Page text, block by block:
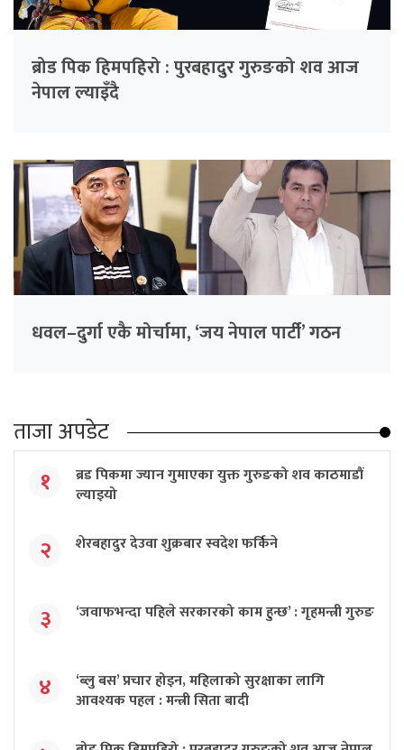
ब्रोड पिक हिमपहिरो : पुरबहादुर गुरुङको शव आज
नेपाल ल्याइँदै
धवल–दुर्गा एकै मोर्चामा, ‘जय नेपाल पार्टी’ गठन
ताजा अपडेट
१
ब्रड पिकमा ज्यान गुमाएका युक्त गुरुङको शव काठमाडौं
ल्याइयो
२ शेरबहादुर देउवा शुक्रबार स्वदेश फर्किने
३ ‘जवाफभन्दा पहिले सरकारको काम हुन्छ’ : गृहमन्त्री गुरुङ
४
‘ब्लु बस’ प्रचार होइन, महिलाको सुरक्षाका लागि
आवश्यक पहल : मन्त्री सिता बादी